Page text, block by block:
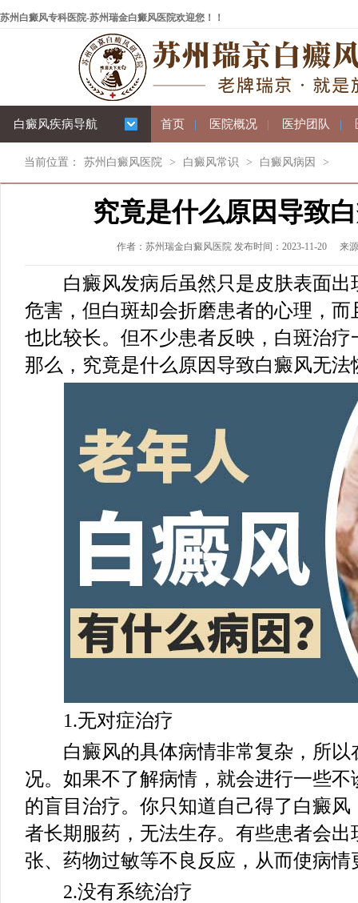
苏州白癜风专科医院-苏州瑞金白癜风医院欢迎您！！
白癜风疾病导航 首页 | 医院概况 | 医护团队 |
当前位置： 苏州白癜风医院 > 白癜风常识 > 白癜风病因 >
究竟是什么原因导致
作者：苏州瑞金白癜风医院 发布时间：2023-11-20 来
白癜风发病后虽然只是皮肤表面出
危害，但白斑却会折磨患者的心理，
也比较长。但不少患者反映，白斑治
那么，究竟是什么原因导致白癜风无法
1.无对症治疗
白癜风的具体病情非常复杂，所以
况。如果不了解病情，就会进行一些
的盲目治疗。你只知道自己得了白癜
者长期服药，无法生存。有些患者会
张、药物过敏等不良反应，从而使病情
2.没有系统治疗